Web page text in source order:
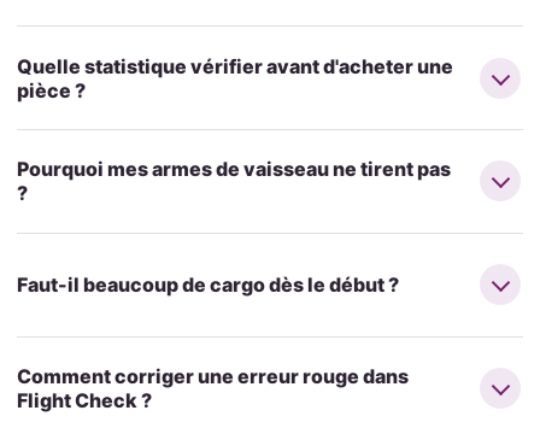
Quelle statistique vérifier avant d'acheter une
pièce ?
Pourquoi mes armes de vaisseau ne tirent pas
?
Faut-il beaucoup de cargo dès le début ?
Comment corriger une erreur rouge dans
Flight Check ?